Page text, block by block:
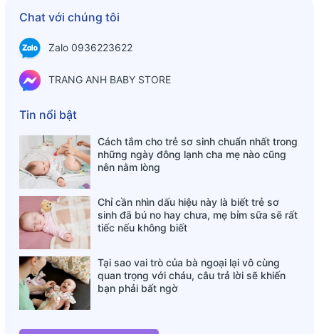
Chat với chúng tôi
Zalo 0936223622
TRANG ANH BABY STORE
Tin nổi bật
Cách tắm cho trẻ sơ sinh chuẩn nhất trong
những ngày đông lạnh cha mẹ nào cũng
nên nằm lòng
Chỉ cần nhìn dấu hiệu này là biết trẻ sơ
sinh đã bú no hay chưa, mẹ bỉm sữa sẽ rất
tiếc nếu không biết
Tại sao vai trò của bà ngoại lại vô cùng
quan trọng với cháu, câu trả lời sẽ khiến
bạn phải bất ngờ